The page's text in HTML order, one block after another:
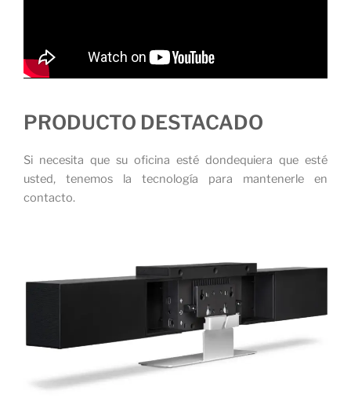
PRODUCTO DESTACADO
Si necesita que su oficina esté dondequiera que esté
usted, tenemos la tecnología para mantenerle en
contacto.